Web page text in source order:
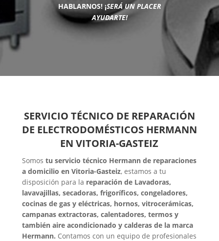
HABLARNOS! ¡SERÁ UN PLACER
AYUDARTE!
SERVICIO TÉCNICO DE REPARACIÓN
DE ELECTRODOMÉSTICOS HERMANN
EN VITORIA-GASTEIZ
Somos tu servicio técnico Hermann de reparaciones
a domicilio en Vitoria-Gasteiz, estamos a tu
disposición para la reparación de Lavadoras,
lavavajillas, secadoras, frigoríficos, congeladores,
cocinas de gas y eléctricas, hornos, vitrocerámicas,
campanas extractoras, calentadores, termos y
también aire acondicionado y calderas de la marca
Hermann. Contamos con un equipo de profesionales